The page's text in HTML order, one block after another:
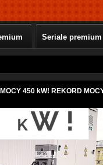
Seriale premium
450 kW! REKORD